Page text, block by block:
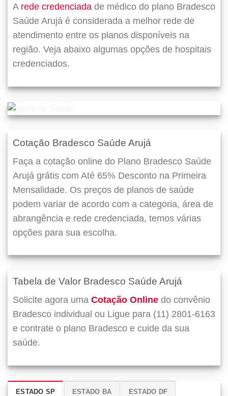
A rede credenciada de médico do plano Bradesco
Saúde Arujá é considerada a melhor rede de
atendimento entre os planos disponíveis na
região. Veja abaixo algumas opções de hospitais
credenciados.
Cotação Bradesco Saúde Arujá
Faça a cotação online do Plano Bradesco Saúde
Arujá grátis com Até 65% Desconto na Primeira
Mensalidade. Os preços de planos de saúde
podem variar de acordo com a categoria, área de
abrangência e rede credenciada, temos várias
opções para sua escolha.
Tabela de Valor Bradesco Saúde Arujá
Solicite agora uma Cotação Online do convênio
Bradesco individual ou Ligue para (11) 2801-6163
e contrate o plano Bradesco e cuide da sua
saúde.
ESTADO SP ESTADO BA ESTADO DF